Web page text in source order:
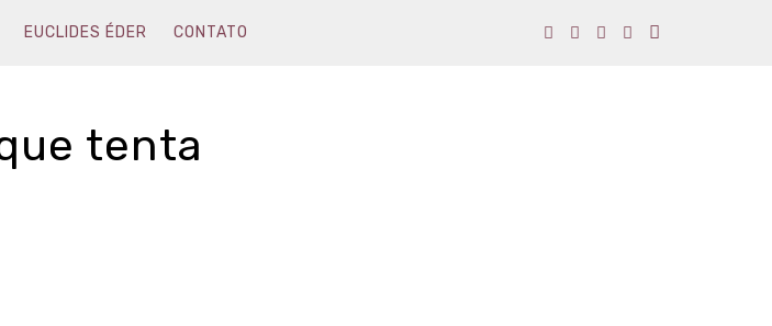
EUCLIDES ÉDER CONTATO
tenta